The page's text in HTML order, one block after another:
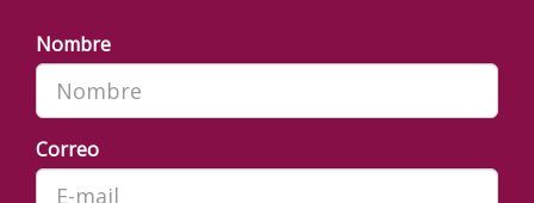
Nombre
Correo